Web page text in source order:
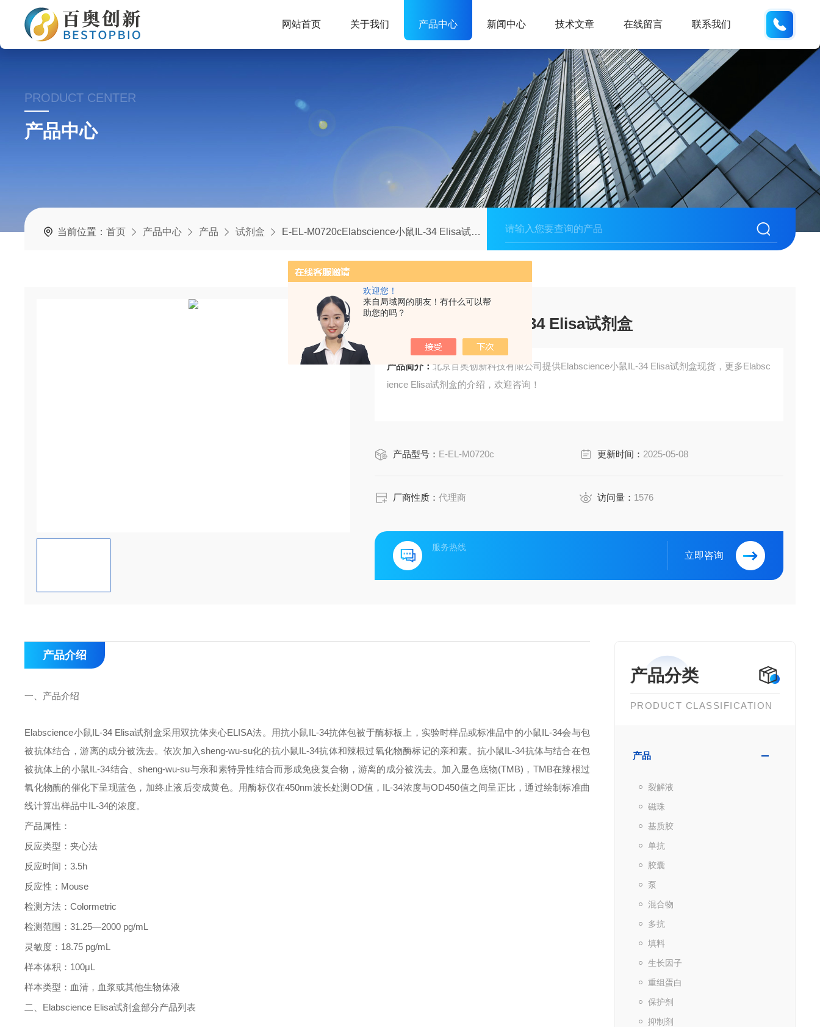
欢迎您！
来自局域网的朋友！有什么可以帮
助您的吗？
网站首页 关于我们 产品中心 新闻中心 技术文章 在线留言 联系我们
PRODUCT CENTER
产品中心
当前位置：首页 产品中心 产品 试剂盒 E-EL-M0720cElabscience小鼠IL-34 Elisa试剂盒
Elabscience小鼠IL-34 Elisa试剂盒
产品简介：北京百奥创新科技有限公司提供Elabscience小鼠IL-34 Elisa试剂盒现货，更多Elabsc
ience Elisa试剂盒的介绍，欢迎咨询！
产品型号： E-EL-M0720c 更新时间： 2025-05-08
厂商性质：代理商 访问量： 1576
服务热线
立即咨询
产品分类
PRODUCT CLASSIFICATION
产品
裂解液
磁珠
基质胶
单抗
胶囊
泵
混合物
多抗
填料
生长因子
重组蛋白
保护剂
抑制剂
产品介绍
一、 产品介绍
Elabscience小鼠IL-34 Elisa试剂盒采用双抗体夹心ELISA法。用抗小鼠IL-34抗体包被于酶标板上，实验时样品或标准品中的小鼠IL-34会与包
被抗体结合，游离的成分被洗去。依次加入sheng-wu-su化的抗小鼠IL-34抗体和辣根过氧化物酶标记的亲和素。抗小鼠IL-34抗体与结合在包
被抗体上的小鼠IL-34结合、sheng-wu-su与亲和素特异性结合而形成免疫复合物，游离的成分被洗去。加入显色底物(TMB) ， TMB在辣根过
氧化物酶的催化下呈现蓝色，加终止液后变成黄色。用酶标仪在450nm波长处测 OD值， IL-34浓度与OD450值之间呈正比，通过绘制标准曲
线计算出样品中IL-34的浓度。
产品属性：
反应类型：夹心法
反应时间：3.5h
反应性： Mouse
检测方法：Colormetric
检测范围：31.25—2000 pg/mL
灵敏度： 18.75 pg/mL
样本体积： 100μL
样本类型：血清，血浆或其他生物体液
二、 Elabscience Elisa试剂盒部分产品列表